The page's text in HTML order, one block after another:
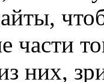
части
них,